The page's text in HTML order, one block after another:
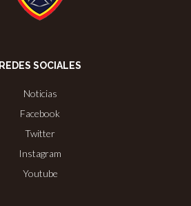
REDES SOCIALES
Noticias
Facebook
Twitter
Instagram
Youtube